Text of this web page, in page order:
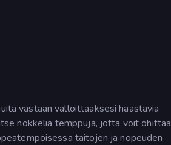
vastaan valloittaaksesi haastavia
nokkelia temppuja, jotta voit ohittaa
taitojen ja nopeuden